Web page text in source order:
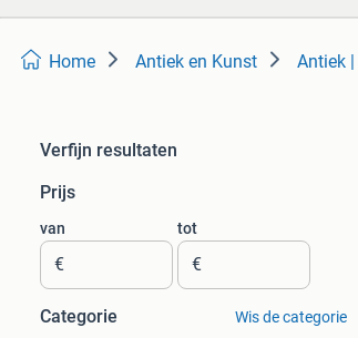
Home Antiek en Kunst Antiek
Verfijn resultaten
Prijs
van
€
tot
€
Categorie Wis de categorie